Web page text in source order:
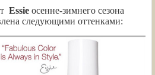
Essie осенне-зимнего сезона
следующими оттенками: